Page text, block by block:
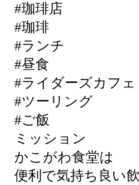
#珈琲店
#珈琲
#ランチ
#昼食
#ライダーズカフェ
#ツーリング
#ご飯
ミッション
かこがわ食堂は
便利で気持ち良い